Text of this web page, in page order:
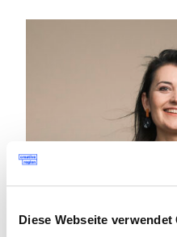
Diese Webseite verwendet